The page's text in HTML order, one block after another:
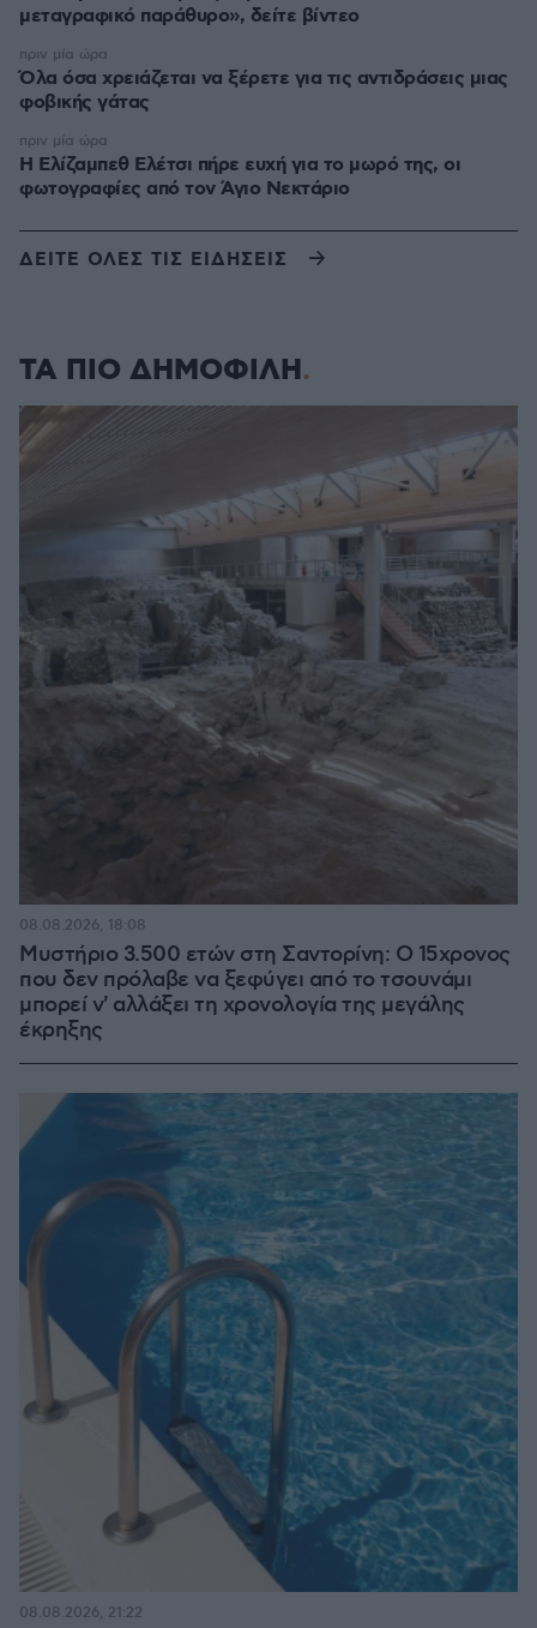
μεταγραφικό παράθυρο», δείτε βίντεο
Όλα όσα χρειάζεται να ξέρετε για τις αντιδράσεις μιας
φοβικής γάτας
πριν μία ώρα
Η Ελίζαμπεθ Ελέτσι πήρε ευχή για το μωρό της, οι
φωτογραφίες από τον Άγιο Νεκτάριο
πριν μία ώρα
ΔΕΙΤΕ ΟΛΕΣ ΤΙΣ ΕΙΔΗΣΕΙΣ
ΤΑ ΠΙΟ ΔΗΜΟΦΙΛΗ
Μυστήριο 3.500 ετών στη Σαντορίνη: Ο 15χρονος
που δεν πρόλαβε να ξεφύγει από το τσουνάμι
μπορεί ν' αλλάξει τη χρονολογία της μεγάλης
έκρηξης
08.08.2026, 18:08
08.08.2026, 21:22